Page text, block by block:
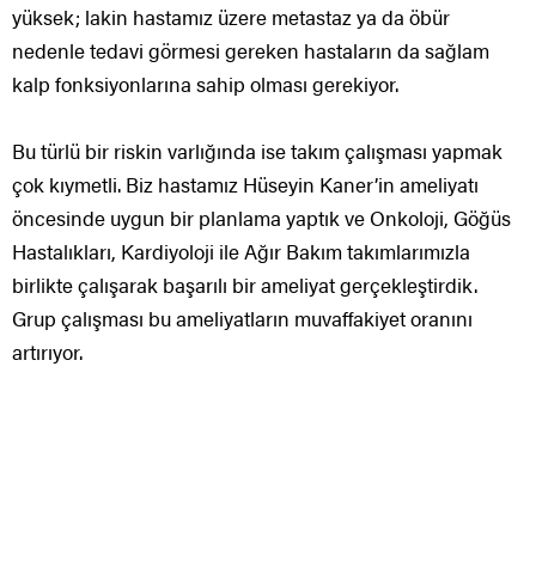
yüksek; lakin hastamız üzere metastaz ya da öbür
nedenle tedavi görmesi gereken hastaların da sağlam
kalp fonksiyonlarına sahip olması gerekiyor.
Bu türlü bir riskin varlığında ise takım çalışması yapmak
çok kıymetli. Biz hastamız Hüseyin Kaner’in ameliyatı
öncesinde uygun bir planlama yaptık ve Onkoloji, Göğüs
Hastalıkları, Kardiyoloji ile Ağır Bakım takımlarımızla
birlikte çalışarak başarılı bir ameliyat gerçekleştirdik.
Grup çalışması bu ameliyatların muvaffakiyet oranını
artırıyor.